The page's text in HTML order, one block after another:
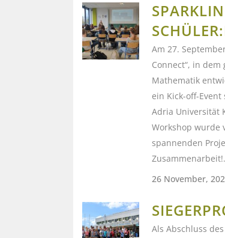
Am 27.
Connect“, in
Mathematik
ein Kick-off-
Adria Universität
Workshop wurde
spannenden
26 November,
Als Abschluss